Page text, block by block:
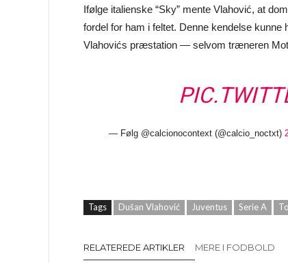
Ifølge italienske “Sky” mente Vlahović, at
fordel for ham i feltet. Denne kendelse
Vlahovićs præstation — selvom træneren
— Følg @calcionocontext (@calcio_noctxt)
Tags Dušan Vlahović Juventus Serie A
RELATEREDE ARTIKLER MERE I FODBOLD